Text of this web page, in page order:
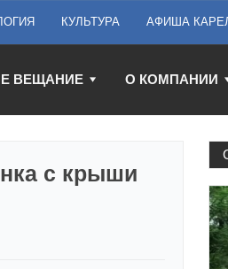
КУЛЬТУРА АФИША
ВЕЩАНИЕ О КОМПАНИИ
с крыши